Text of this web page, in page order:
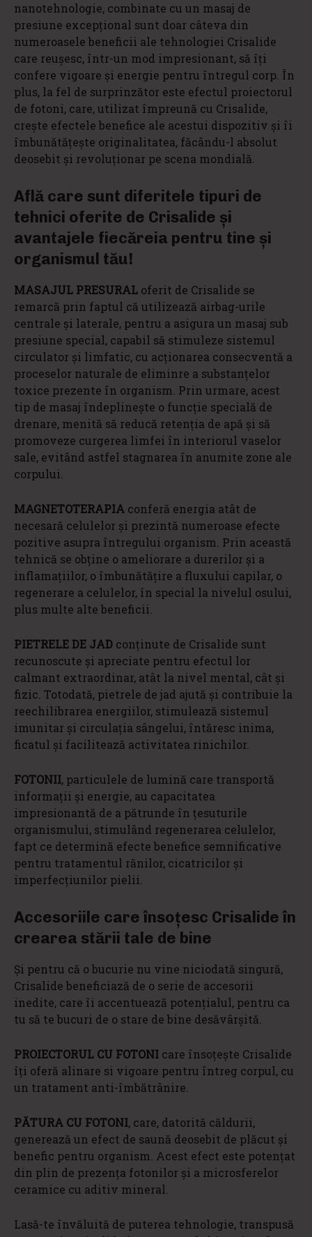
nanotehnologie, combinate cu un masaj de
presiune excepțional sunt doar câteva din
numeroasele beneficii ale tehnologiei Crisalide
care reușesc, într-un mod impresionant, să îți
confere vigoare și energie pentru întregul corp. În
plus, la fel de surprinzător este efectul proiectorul
de fotoni, care, utilizat împreună cu Crisalide,
crește efectele benefice ale acestui dispozitiv și îi
îmbunătățește originalitatea, făcându-l absolut
deosebit și revoluționar pe scena mondială.
Află care sunt diferitele tipuri de
tehnici oferite de Crisalide și
avantajele fiecăreia pentru tine și
organismul tău!
MASAJUL PRESURAL oferit de Crisalide se
remarcă prin faptul că utilizează airbag-urile
centrale și laterale, pentru a asigura un masaj sub
presiune special, capabil să stimuleze sistemul
circulator și limfatic, cu acționarea consecventă a
proceselor naturale de eliminre a substanțelor
toxice prezente în organism. Prin urmare, acest
tip de masaj îndeplinește o funcție specială de
drenare, menită să reducă retenția de apă și să
promoveze curgerea limfei în interiorul vaselor
sale, evitând astfel stagnarea în anumite zone ale
corpului.
MAGNETOTERAPIA conferă energia atât de
necesară celulelor și prezintă numeroase efecte
pozitive asupra întregului organism. Prin această
tehnică se obține o ameliorare a durerilor și a
inflamațiilor, o îmbunătățire a fluxului capilar, o
regenerare a celulelor, în special la nivelul osului,
plus multe alte beneficii.
PIETRELE DE JAD conținute de Crisalide sunt
recunoscute și apreciate pentru efectul lor
calmant extraordinar, atât la nivel mental, cât și
fizic. Totodată, pietrele de jad ajută și contribuie la
reechilibrarea energiilor, stimulează sistemul
imunitar și circulația sângelui, întăresc inima,
ficatul și facilitează activitatea rinichilor.
FOTONII, particulele de lumină care transportă
informații și energie, au capacitatea
impresionantă de a pătrunde în țesuturile
organismului, stimulând regenerarea celulelor,
fapt ce determină efecte benefice semnificative
pentru tratamentul rănilor, cicatricilor și
imperfecțiunilor pielii.
Accesoriile care însoțesc Crisalide în
crearea stării tale de bine
Și pentru că o bucurie nu vine niciodată singură,
Crisalide beneficiază de o serie de accesorii
inedite, care îi accentuează potențialul, pentru ca
tu să te bucuri de o stare de bine desăvârșită.
PROIECTORUL CU FOTONI care însoțește Crisalide
îți oferă alinare si vigoare pentru întreg corpul, cu
un tratament anti-îmbătrânire.
PĂTURA CU FOTONI, care, datorită căldurii,
generează un efect de saună deosebit de plăcut și
benefic pentru organism. Acest efect este potențat
din plin de prezența fotonilor și a microsferelor
ceramice cu aditiv mineral.
Lasă-te învăluită de puterea tehnologie, transpusă